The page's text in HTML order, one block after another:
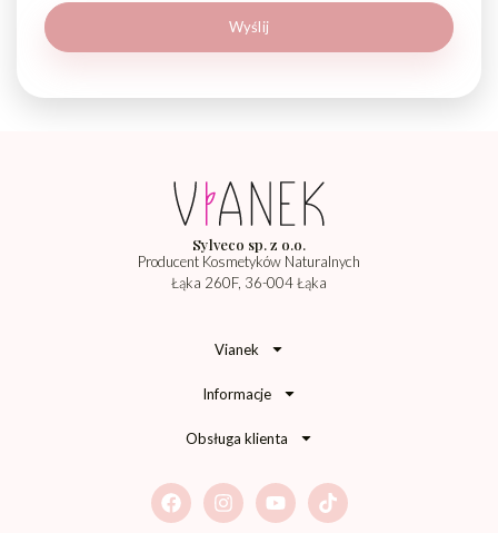
Sylveco sp. z o.o.
Producent Kosmetyków Naturalnych
Łąka 260F, 36-004 Łąka
Vianek
Informacje
Obsługa klienta